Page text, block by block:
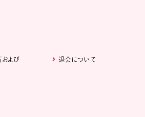
および
退会について